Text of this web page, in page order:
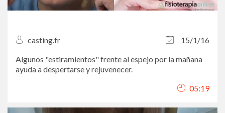
casting.fr
15/1/16
Algunos "estiramientos" frente al espejo por la mañana
ayuda a despertarse y rejuvenecer.
05:19